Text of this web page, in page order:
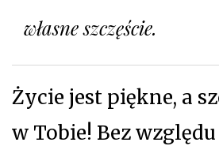
własne szczęście.
Życie jest piękne, a
w Tobie! Bez